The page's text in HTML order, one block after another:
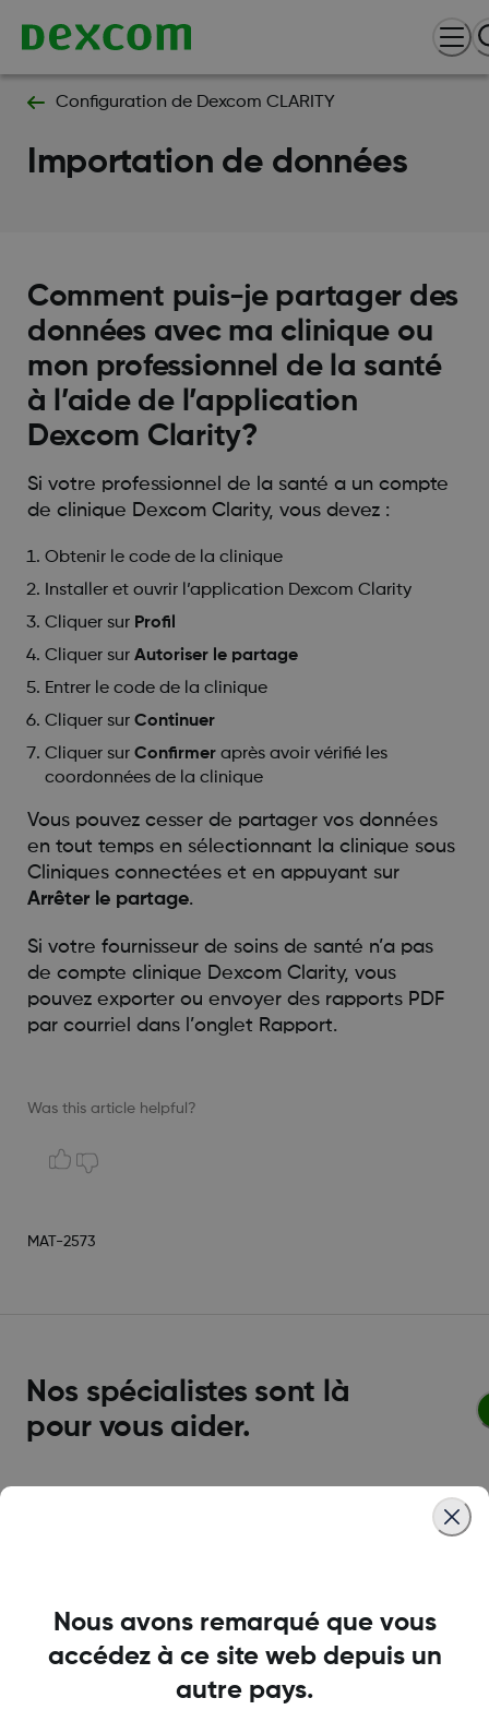
Configuration de Dexcom CLARITY
Importation de données
Comment puis-je partager des
données avec ma clinique ou
mon professionnel de la santé
à l’aide de l’application
Dexcom Clarity?
Si votre professionnel de la santé a un compte
de clinique Dexcom Clarity, vous devez :
Obtenir le code de la clinique
Installer et ouvrir l’application Dexcom Clarity
Cliquer sur Profil
Cliquer sur Autoriser le partage
Entrer le code de la clinique
Cliquer sur Continuer
Cliquer sur Confirmeraprès avoir vérifié les
coordonnées de la clinique
Vous pouvez cesser de partager vos données
en tout temps en sélectionnant la clinique sous
Cliniques connectées et en appuyant sur
Arrêter le partage.
Si votre fournisseur de soins de santé n’a pas
de compte clinique Dexcom Clarity, vous
pouvez exporter ou envoyer des rapports PDF
par courriel dans l’onglet Rapport.
Was this article helpful?
MAT-2573
Nos spécialistes sont là
pour vous aider.
la possibilité de s'inscrire pour parler à nos
spécialistes en assurance.
Nous avons remarqué que vous
accédez à ce site web depuis un
autre pays.